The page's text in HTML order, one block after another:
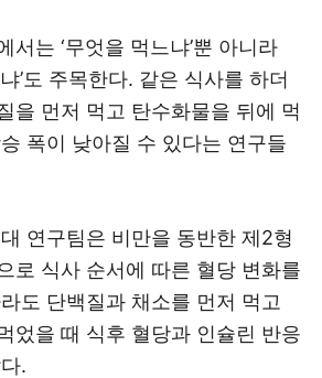
서는 ‘무엇을 먹느냐’뿐 아니라
’도 주목한다. 같은 식사를 하더
을 먼저 먹고 탄수화물을 뒤에 먹
폭이 낮아질 수 있다는 연구들
연구팀은 비만을 동반한 제2형
로 식사 순서에 따른 혈당 변화를
도 단백질과 채소를 먼저 먹고
었을 때 식후 혈당과 인슐린 반응
.